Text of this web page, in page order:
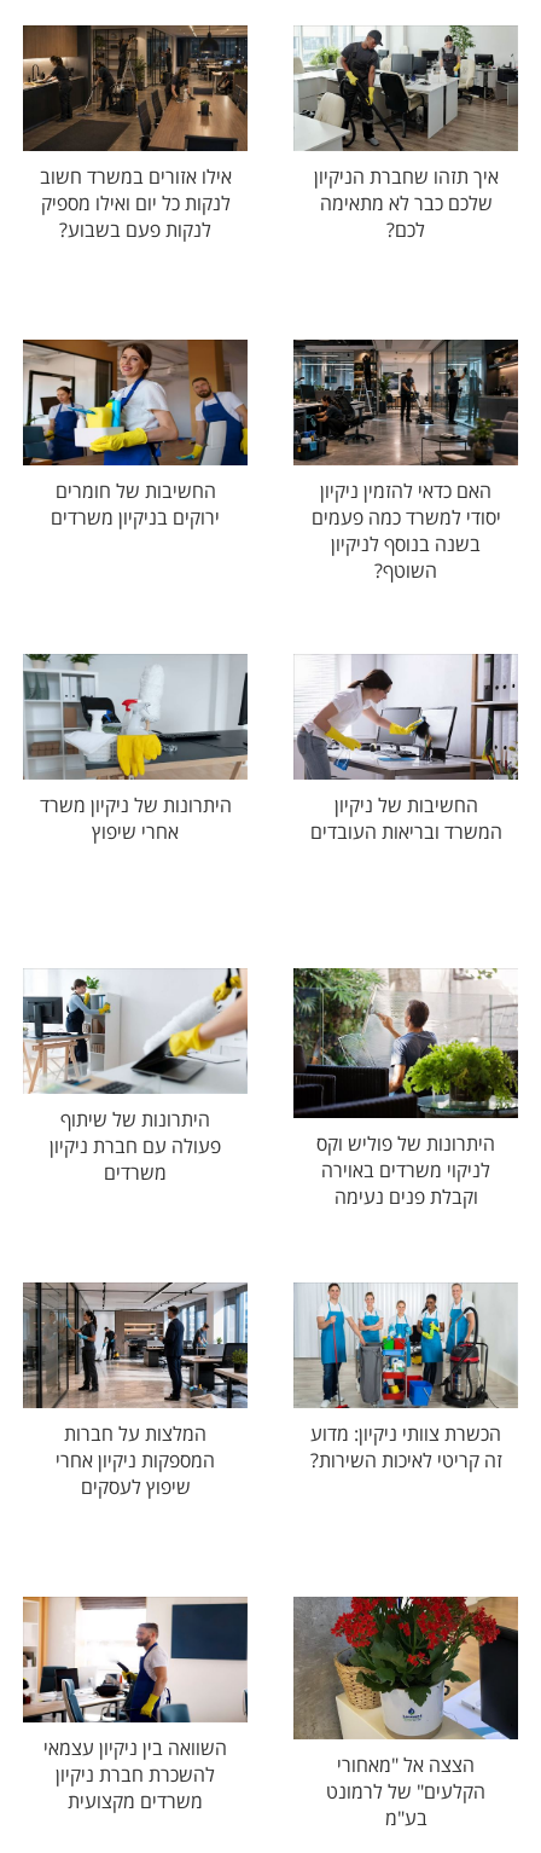
איך תזהו שחברת הניקיון
שלכם כבר לא מתאימה
לכם?
אילו אזורים במשרד חשוב
לנקות כל יום ואילו מספיק
לנקות פעם בשבוע?
האם כדאי להזמין ניקיון
יסודי למשרד כמה פעמים
בשנה בנוסף לניקיון
השוטף?
החשיבות של חומרים
ירוקים בניקיון משרדים
החשיבות של ניקיון
המשרד ובריאות העובדים
היתרונות של ניקיון משרד
אחרי שיפוץ
היתרונות של פוליש וקס
לניקוי משרדים באוירה
וקבלת פנים נעימה
היתרונות של שיתוף
פעולה עם חברת ניקיון
משרדים
הכשרת צוותי ניקיון: מדוע
זה קריטי לאיכות השירות?
המלצות על חברות
המספקות ניקיון אחרי
שיפוץ לעסקים
הצצה אל "מאחורי
הקלעים" של לרמונט
בע"מ
השוואה בין ניקיון עצמאי
להשכרת חברת ניקיון
משרדים מקצועית